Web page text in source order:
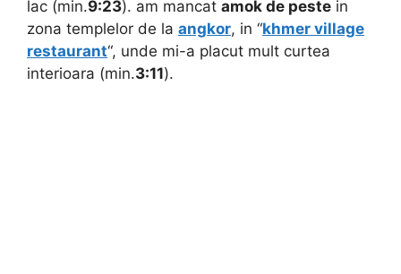
lac (min.9:23). am mancat amok de peste in
zona templelor de la angkor, in “khmer village
restaurant“, unde mi-a placut mult curtea
interioara (min.3:11).